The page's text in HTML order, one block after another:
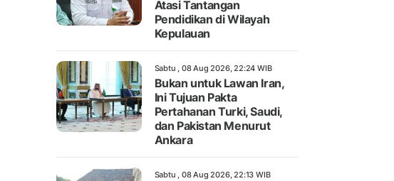
Atasi Tantangan
Pendidikan di Wilayah
Kepulauan
Sabtu , 08 Aug 2026, 22:24 WIB
Bukan untuk Lawan Iran,
Ini Tujuan Pakta
Pertahanan Turki, Saudi,
dan Pakistan Menurut
Ankara
Sabtu , 08 Aug 2026, 22:13 WIB